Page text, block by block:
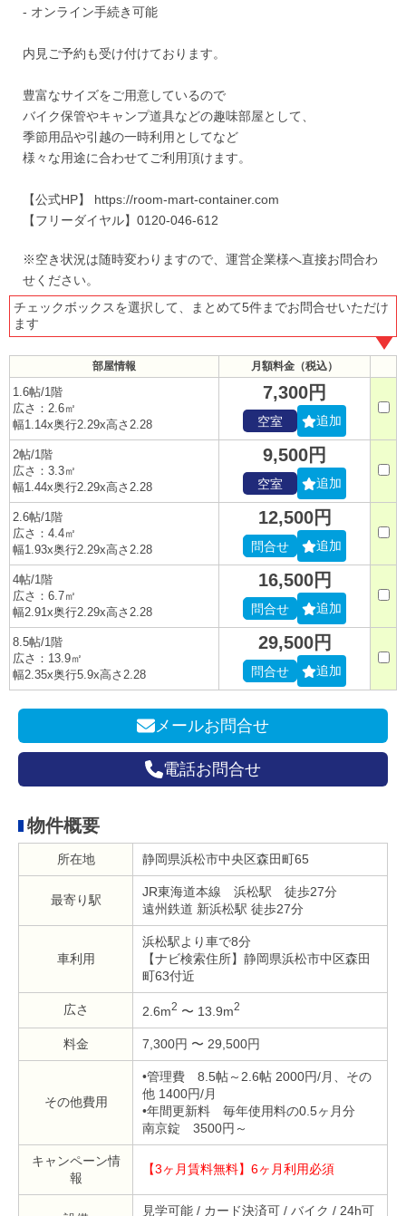
- オンライン手続き可能
内見ご予約も受け付けております。
豊富なサイズをご用意しているので
バイク保管やキャンプ道具などの趣味部屋として、
季節用品や引越の一時利用としてなど
様々な用途に合わせてご利用頂けます。
【公式HP】 https://room-mart-container.com
【フリーダイヤル】0120-046-612
※空き状況は随時変わりますので、運営企業様へ直接お問合わ
せください。
チェックボックスを選択して、まとめて5件までお問合せいただけ
ます
部屋情報 月額料金（税込）
1.6帖/1階
広さ：2.6㎡
幅1.14x奥行2.29x高さ2.28
7,300円
空室 追加
2帖/1階
広さ：3.3㎡
幅1.44x奥行2.29x高さ2.28
9,500円
空室 追加
2.6帖/1階
広さ：4.4㎡
幅1.93x奥行2.29x高さ2.28
12,500円
問合せ 追加
4帖/1階
広さ：6.7㎡
幅2.91x奥行2.29x高さ2.28
16,500円
問合せ 追加
8.5帖/1階
広さ：13.9㎡
幅2.35x奥行5.9x高さ2.28
29,500円
問合せ 追加
メールお問合せ
電話お問合せ
物件概要
所在地 静岡県浜松市中央区森田町65
最寄り駅
JR東海道本線 浜松駅 徒歩27分
遠州鉄道 新浜松駅 徒歩27分
車利用
浜松駅より車で8分
【ナビ検索住所】静岡県浜松市中区森田
町63付近
広さ 2.6m2 〜 13.9m2
料金 7,300円 〜 29,500円
その他費用
•管理費 8.5帖～2.6帖 2000円/月、その
他 1400円/月
•年間更新料 毎年使用料の0.5ヶ月分
南京錠 3500円～
キャンペーン情
報
【3ヶ月賃料無料】6ヶ月利用必須
見学可能 / カード決済可 / バイク / 24h可